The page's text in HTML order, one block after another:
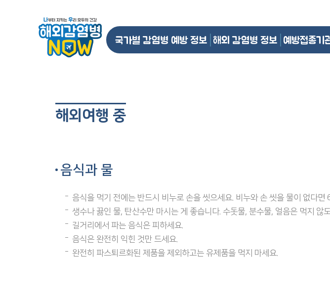
국가별 감염병 예방 정보 해외 감염병 정보 예방접종기
해외여행 중
음식과 물
음식을 먹기 전에는 반드시 비누로 손을 씻으세요. 비누와 손 씻을 물이 없다
생수나 끓인 물, 탄산수만 마시는 게 좋습니다. 수돗물, 분수물, 얼음은 먹지 않
길거리에서 파는 음식은 피하세요.
음식은 완전히 익힌 것만 드세요.
완전히 파스퇴르화된 제품을 제외하고는 유제품을 먹지 마세요.